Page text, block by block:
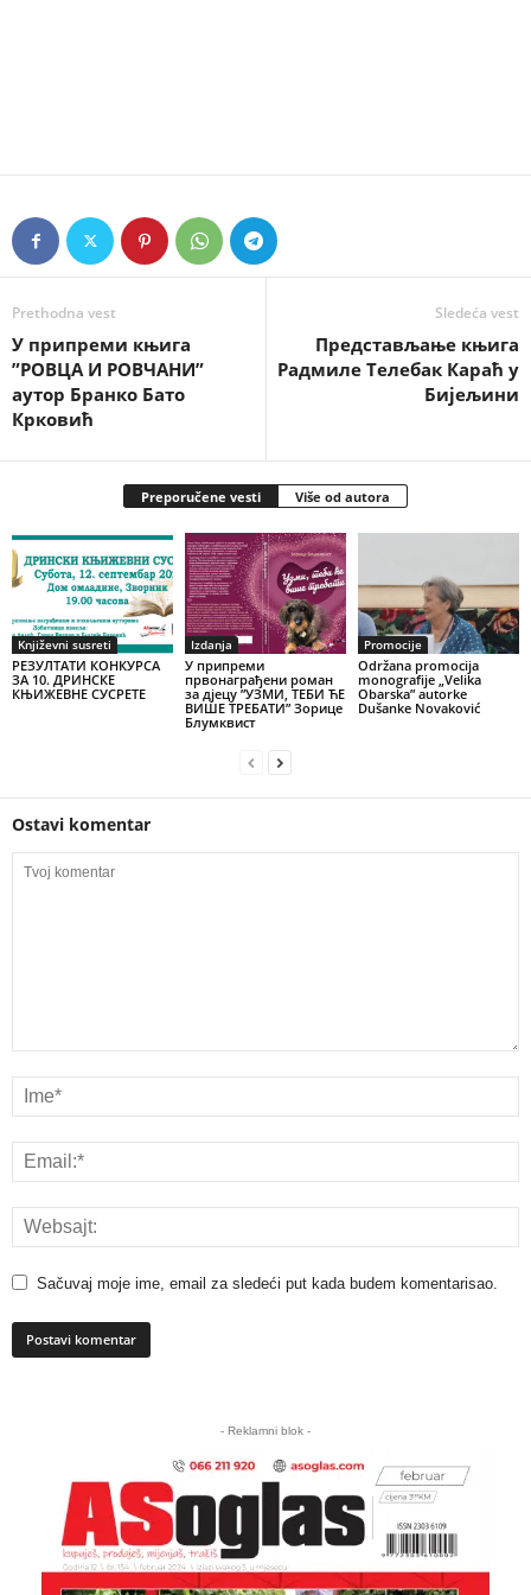
Prethodna vest
У припреми књига
”РОВЦА И РОВЧАНИ”
аутор Бранко Бато
Крковић
Sledeća vest
Представљање књига
Радмиле Телебак Караћ у
Бијељини
Preporučene vesti Više od autora
Književni susreti
РЕЗУЛТАТИ КОНКУРСА
ЗА 10. ДРИНСКЕ
КЊИЖЕВНЕ СУСРЕТЕ
Izdanja
У припреми
првонаграђени роман
за дјецу ”УЗМИ, ТЕБИ ЋЕ
ВИШЕ ТРЕБАТИ” Зорице
Блумквист
Promocije
Održana promocija
monografije „Velika
Obarska” autorke
Dušanke Novaković
Ostavi komentar
Sačuvaj moje ime, email za sledeći put kada budem komentarisao.
- Reklamni blok -